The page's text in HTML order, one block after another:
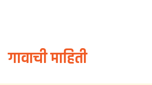
गावाची माहिती